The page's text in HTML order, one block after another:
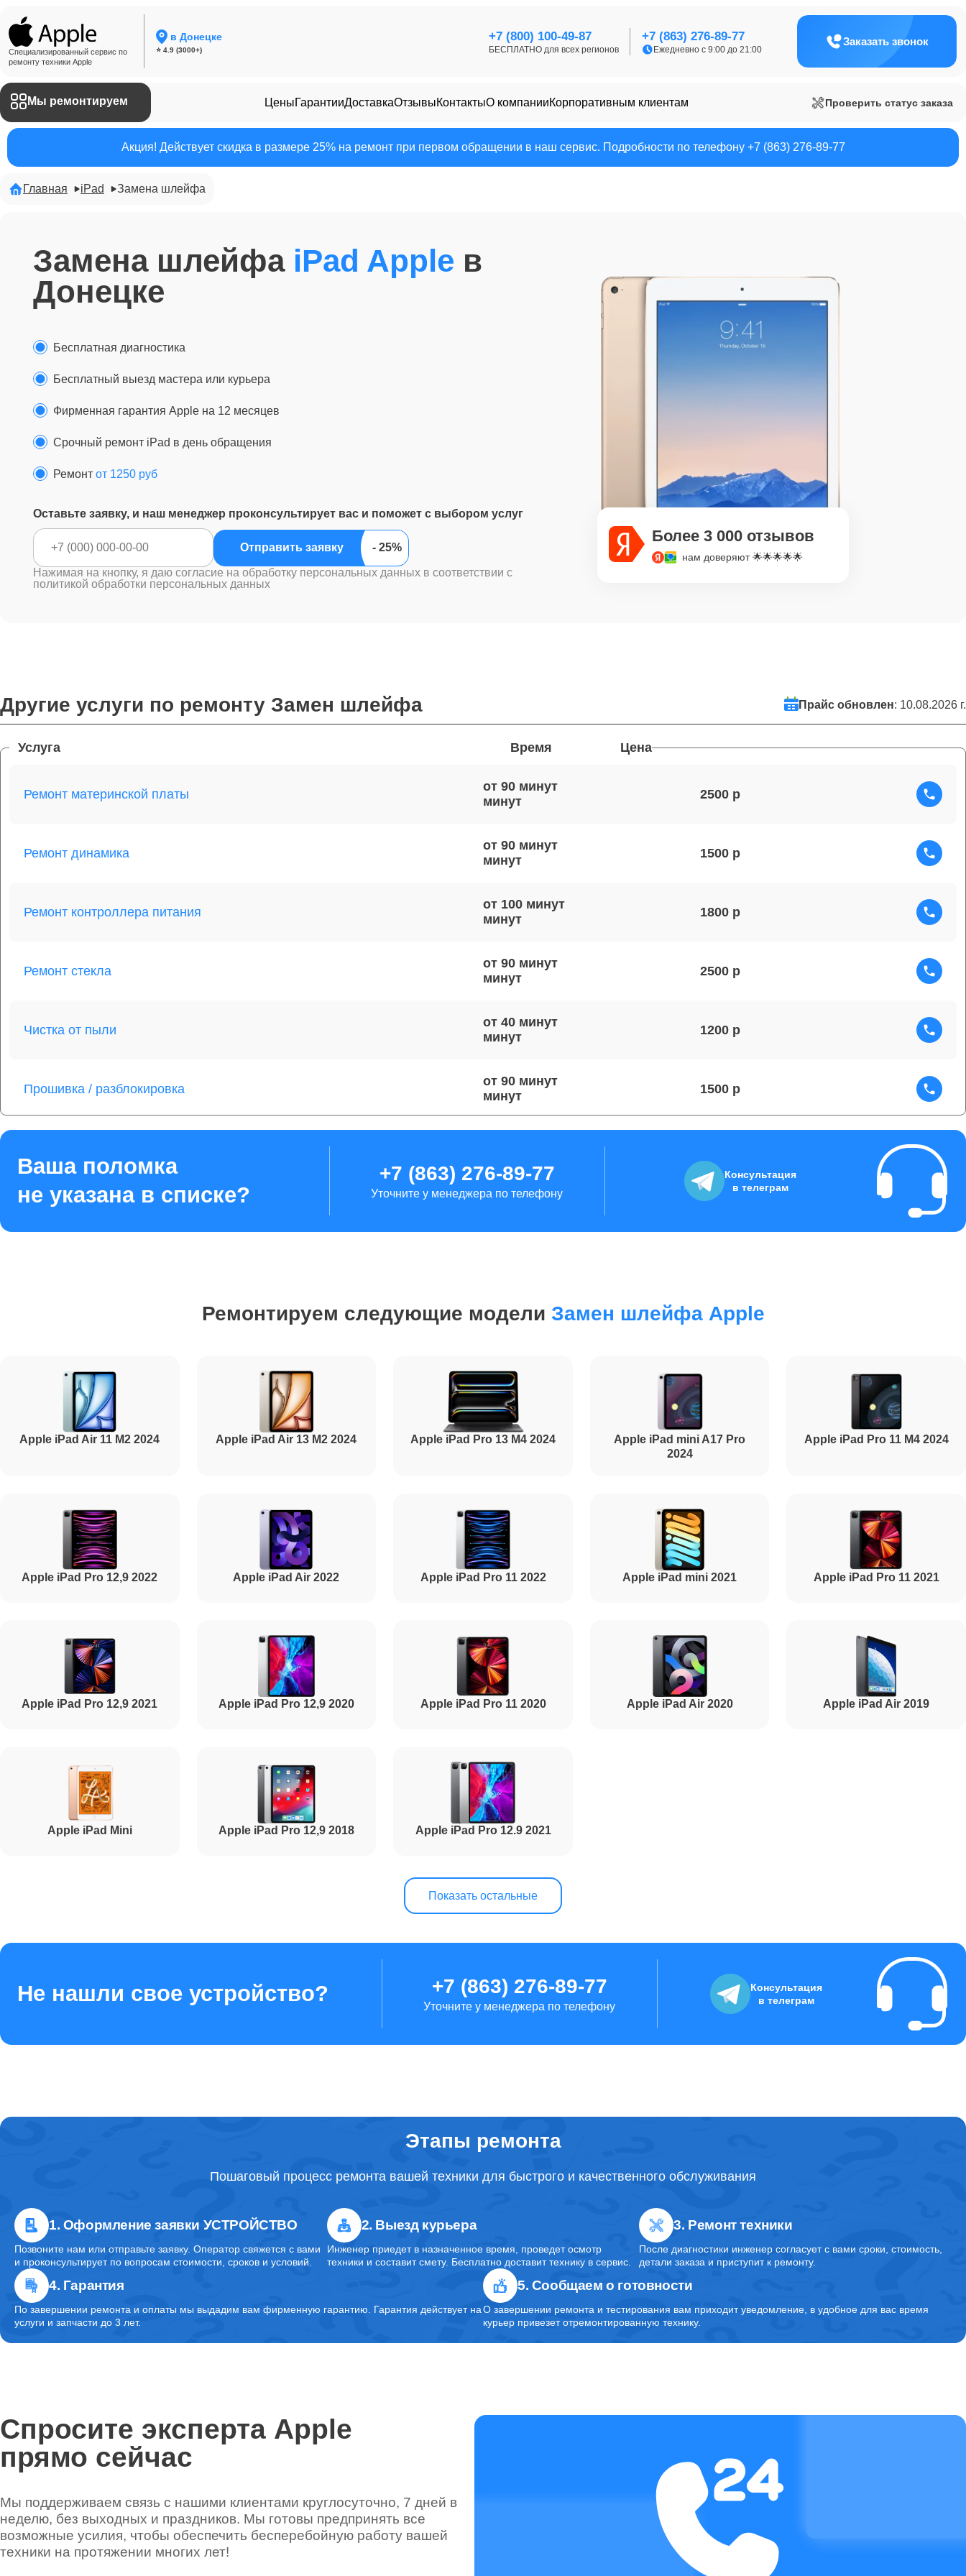
Специализированный сервис по
ремонту техники Apple
в Донецке
⭐ 4.9 (3000+)
+7 (800) 100-49-87
БЕСПЛАТНО для всех регионов
+7 (863) 276-89-77
Ежедневно с 9:00 до 21:00
Заказать звонок
Мы ремонтируем ЦеныГарантииДоставкаОтзывыКонтактыО компанииКорпоративным клиентам Проверить статус заказа
Акция! Действует скидка в размере 25% на ремонт при первом обращении в наш сервис. Подробности по телефону +7 (863) 276-89-77
Главная iPad Замена шлейфа
Замена шлейфа iPad Apple в
Донецке
Бесплатная диагностика
Бесплатный выезд мастера или курьера
Фирменная гарантия Apple на 12 месяцев
Срочный ремонт iPad в день обращения
Ремонт от 1250 руб
Оставьте заявку, и наш менеджер проконсультирует вас и поможет с выбором услуг
Отправить заявку
Нажимая на кнопку, я даю согласие на обработку персональных данных в соответствии с
политикой обработки персональных данных
Более 3 000 отзывов
нам доверяют 🌟🌟🌟🌟🌟
Другие услуги по ремонту Замен шлейфа Прайс обновлен: 10.08.2026 г.
Услуга Время Цена
Ремонт материнской платы
от 90 минут
2500
Ремонт динамика
от 90 минут
1500
Ремонт контроллера питания
от 100 минут
1800
Ремонт стекла
от 90 минут
2500
Чистка от пыли
от 40 минут
1200
Прошивка / разблокировка
от 90 минут
1500
Ремонт шлейфа
от 70 минут
от 50 минут
2500
Ремонт корпуса
от 80 минут
3000
Ремонт модуля Wi-Fi
от 60 минут
1700
Ремонт разъема зарядки
от 100 минут
1500
Ремонт аккумулятора
от 70 минут
1800
Ваша поломка
не указана в списке?
+7 (863) 276-89-77
Уточните у менеджера по телефону
Консультация
в телеграм
Ремонтируем следующие модели Замен шлейфа Apple
Apple iPad Air 11 M2 2024 Apple iPad Air 13 M2 2024 Apple iPad Pro 13 M4 2024
Apple iPad mini A17 Pro
2024
Apple iPad Pro 11 M4 2024
Apple iPad Pro 12,9 2022 Apple iPad Air 2022 Apple iPad Pro 11 2022 Apple iPad mini 2021 Apple iPad Pro 11 2021
Apple iPad Pro 12,9 2021 Apple iPad Pro 12,9 2020 Apple iPad Pro 11 2020 Apple iPad Air 2020 Apple iPad Air 2019
Apple iPad Mini Apple iPad Pro 12,9 2018 Apple iPad Pro 12.9 2021
Показать остальные
Не нашли свое устройство? +7 (863) 276-89-77
Уточните у менеджера по телефону
Консультация
в телеграм
Этапы ремонта
Пошаговый процесс ремонта вашей техники для быстрого и качественного обслуживания
1. Оформление заявки УСТРОЙСТВО
Позвоните нам или отправьте заявку. Оператор свяжется с вами
и проконсультирует по вопросам стоимости, сроков и условий.
2. Выезд курьера
Инженер приедет в назначенное время, проведет осмотр
техники и составит смету. Бесплатно доставит технику в сервис.
3. Ремонт техники
После диагностики инженер согласует с вами сроки, стоимость,
детали заказа и приступит к ремонту.
4. Гарантия
По завершении ремонта и оплаты мы выдадим вам фирменную гарантию. Гарантия действует на
услуги и запчасти до 3 лет.
5. Сообщаем о готовности
О завершении ремонта и тестирования вам приходит уведомление, в удобное для вас время
курьер привезет отремонтированную технику.
Спросите эксперта Apple
прямо сейчас
Мы поддерживаем связь с нашими клиентами круглосуточно, 7 дней в
неделю, без выходных и праздников. Мы готовы предпринять все
возможные усилия, чтобы обеспечить бесперебойную работу вашей
техники на протяжении многих лет!